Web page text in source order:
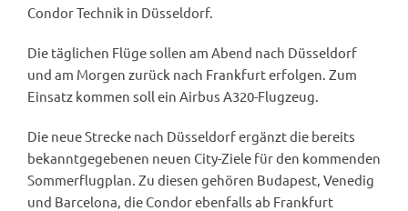
Condor Technik in Düsseldorf.
Die täglichen Flüge sollen am Abend nach Düsseldorf
und am Morgen zurück nach Frankfurt erfolgen. Zum
Einsatz kommen soll ein Airbus A320-Flugzeug.
Die neue Strecke nach Düsseldorf ergänzt die bereits
bekanntgegebenen neuen City-Ziele für den kommenden
Sommerflugplan. Zu diesen gehören Budapest, Venedig
und Barcelona, die Condor ebenfalls ab Frankfurt